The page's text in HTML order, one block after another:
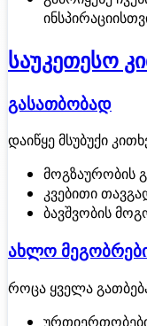
საუკეთესო
გასათბობად
დაიწყე მსუბუქი
მოგზაურობის
კვებითი
ბავშვობის
ახლო
როცა ყველა